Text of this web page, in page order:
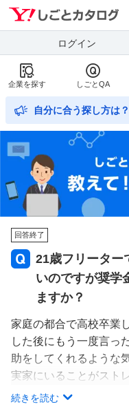
ログイン
企業を探す しごとQA
自分に合う探し方は
回答終了
21歳フリーター
いのですが奨学
ますか？
家庭の都合で高校卒業
した後にもう一度言っ
助をしてくれるような
実家にいることがスト
てもらっています。
続きを読む